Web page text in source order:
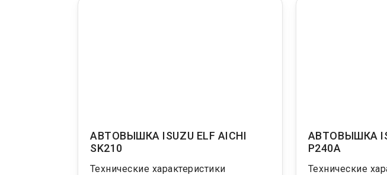
АВТОВЫШКА ISUZU ELF AICHI
SK210
Технические характеристики
АВТОВЫШКА
P240A
Технические